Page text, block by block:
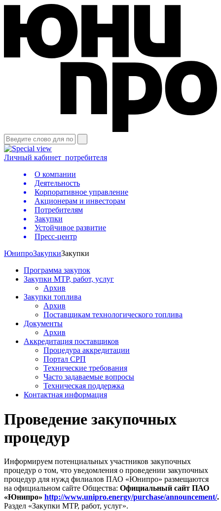
Личный кабинет потребителя
О компании
Деятельность
Корпоративное управление
Акционерам и инвесторам
Потребителям
Закупки
Устойчивое развитие
Пресс-центр
ЮнипроЗакупкиЗакупки
Программа закупок
Закупки МТР, работ, услуг
Архив
Закупки топлива
Архив
Поставщикам технологического топлива
Документы
Архив
Аккредитация поставщиков
Процедура аккредитации
Портал СРП
Технические требования
Часто задаваемые вопросы
Техническая поддержка
Контактная информация
Проведение закупочных
процедур
Информируем потенциальных участников закупочных
процедур о том, что уведомления о проведении закупочных
процедур для нужд филиалов ПАО «Юнипро» размещаются
на официальном сайте Общества: Официальный сайт ПАО
«Юнипро» http://www.unipro.energy/purchase/announcement/.
Раздел «Закупки МТР, работ, услуг».